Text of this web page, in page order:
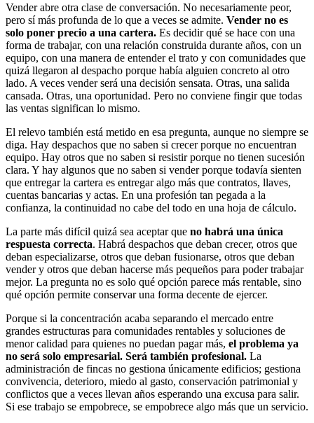
Vender abre otra clase de conversación. No necesariamente peor,
pero sí más profunda de lo que a veces se admite. Vender no es
solo poner precio a una cartera. Es decidir qué se hace con una
forma de trabajar, con una relación construida durante años, con un
equipo, con una manera de entender el trato y con comunidades que
quizá llegaron al despacho porque había alguien concreto al otro
lado. A veces vender será una decisión sensata. Otras, una salida
cansada. Otras, una oportunidad. Pero no conviene fingir que todas
las ventas significan lo mismo.
El relevo también está metido en esa pregunta, aunque no siempre se
diga. Hay despachos que no saben si crecer porque no encuentran
equipo. Hay otros que no saben si resistir porque no tienen sucesión
clara. Y hay algunos que no saben si vender porque todavía sienten
que entregar la cartera es entregar algo más que contratos, llaves,
cuentas bancarias y actas. En una profesión tan pegada a la
confianza, la continuidad no cabe del todo en una hoja de cálculo.
La parte más difícil quizá sea aceptar que no habrá una única
respuesta correcta. Habrá despachos que deban crecer, otros que
deban especializarse, otros que deban fusionarse, otros que deban
vender y otros que deban hacerse más pequeños para poder trabajar
mejor. La pregunta no es solo qué opción parece más rentable, sino
qué opción permite conservar una forma decente de ejercer.
Porque si la concentración acaba separando el mercado entre
grandes estructuras para comunidades rentables y soluciones de
menor calidad para quienes no puedan pagar más, el problema ya
no será solo empresarial. Será también profesional. La
administración de fincas no gestiona únicamente edificios; gestiona
convivencia, deterioro, miedo al gasto, conservación patrimonial y
conflictos que a veces llevan años esperando una excusa para salir.
Si ese trabajo se empobrece, se empobrece algo más que un servicio.